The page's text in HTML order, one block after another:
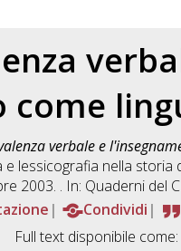
come
verbale e
e lessicografia nella storia
2003. . In: Quaderni del
Condividi
Full text disponibile come: